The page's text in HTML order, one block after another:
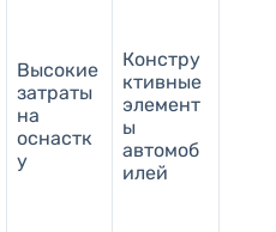
Высокие
затраты
на
оснастк
у
Констру
ктивные
элемент
ы
автомоб
илей